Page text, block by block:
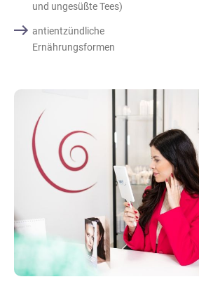
und ungesüßte Tees)
antientzündliche
Ernährungsformen